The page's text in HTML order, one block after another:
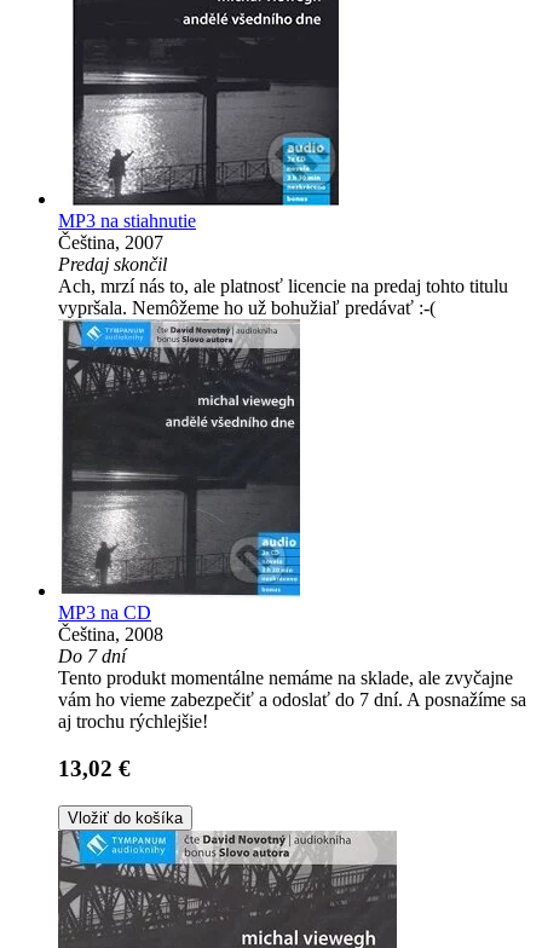
MP3 na stiahnutie
Čeština, 2007
Predaj skončil
Ach, mrzí nás to, ale platnosť licencie na predaj tohto titulu
vypršala. Nemôžeme ho už bohužiaľ predávať :-(
MP3 na CD
Čeština, 2008
Do 7 dní
Tento produkt momentálne nemáme na sklade, ale zvyčajne
vám ho vieme zabezpečiť a odoslať do 7 dní. A posnažíme sa
aj trochu rýchlejšie!
13,02 €
Vložiť do košíka